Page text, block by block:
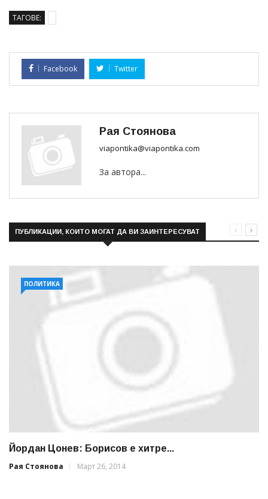
ТАГОВЕ:
Facebook Twitter
Рая Стоянова
viapontika@viapontika.com
За автора...
ПУБЛИКАЦИИ, КОИТО МОГАТ ДА ВИ ЗАИНТЕРЕСУВАТ
ПОЛИТИКА
Йордан Цонев: Борисов е хитре...
Рая Стоянова
Март 26, 2014